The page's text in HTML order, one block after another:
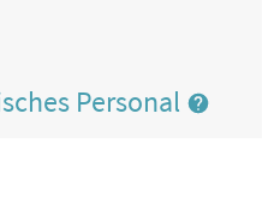
Personal